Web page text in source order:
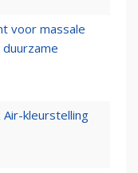
voor massale
Air-kleurstelling